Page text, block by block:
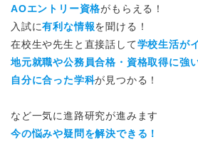
AOエントリー資格がもらえる！
入試に有利な情報を聞ける！
在校生や先生と直接話して学校生活が
地元就職や公務員合格・資格取得に強
自分に合った学科が見つかる！
など一気に進路研究が進みます
今の悩みや疑問を解決できる！